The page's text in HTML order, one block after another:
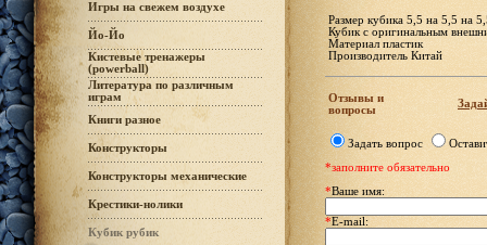
Игры на свежем воздухе
Йо-Йо
Кистевые тренажеры
(powerball)
Литература по различным
играм
Книги разное
Конструкторы
Конструкторы механические
Крестики-нолики
Кубик рубик
Размер кубика 5,5 на 5,5 на
Кубик с оригинальным
Материал пластик
Производитель Китай
Отзывы и
вопросы
Задать вопрос
*заполните обязательно
*Ваше имя:
*E-mail: